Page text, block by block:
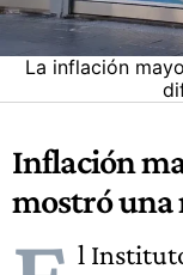
La inflación
Inflación
mostró una
l